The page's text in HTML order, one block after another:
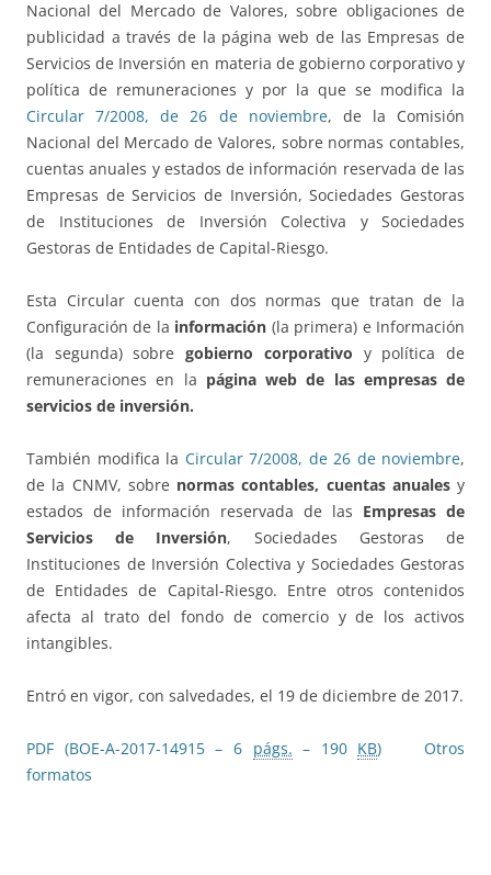
Nacional del Mercado de Valores, sobre obligaciones de
publicidad a través de la página web de las Empresas de
Servicios de Inversión en materia de gobierno corporativo y
política de remuneraciones y por la que se modifica la
Circular 7/2008, de 26 de noviembre, de la Comisión
Nacional del Mercado de Valores, sobre normas contables,
cuentas anuales y estados de información reservada de las
Empresas de Servicios de Inversión, Sociedades Gestoras
de Instituciones de Inversión Colectiva y Sociedades
Gestoras de Entidades de Capital-Riesgo.
Esta Circular cuenta con dos normas que tratan de la
Configuración de la información (la primera) e Información
(la segunda) sobregobierno corporativo y política de
remuneraciones en la página web de las empresas de
servicios de inversión.
También modifica la Circular 7/2008, de 26 de noviembre,
de la CNMV, sobre normas contables, cuentas anualesy
estados de información reservada de las Empresas de
Servicios de Inversión, Sociedades Gestoras de
Instituciones de Inversión Colectiva y Sociedades Gestoras
de Entidades de Capital-Riesgo. Entre otros contenidos
afecta al trato del fondo de comercio y de los activos
intangibles.
Entró en vigor, con salvedades, el 19 de diciembre de 2017.
PDF (BOE-A-2017-14915 – 6 págs. – 190 KB)
Otros
formatos